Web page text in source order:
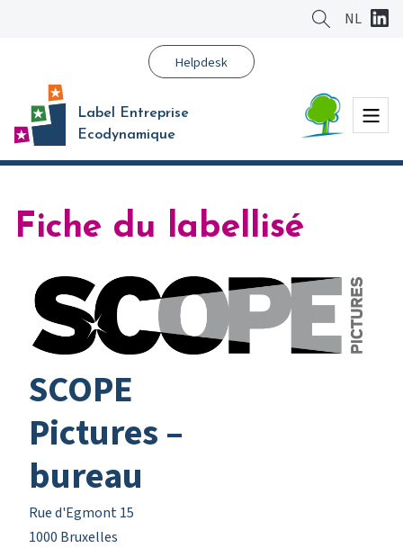
NL
Helpdesk
Label Entreprise
Ecodynamique
Menu
Fiche du labellisé
SCOPE
Pictures –
bureau
Rue d'Egmont 15
1000 Bruxelles